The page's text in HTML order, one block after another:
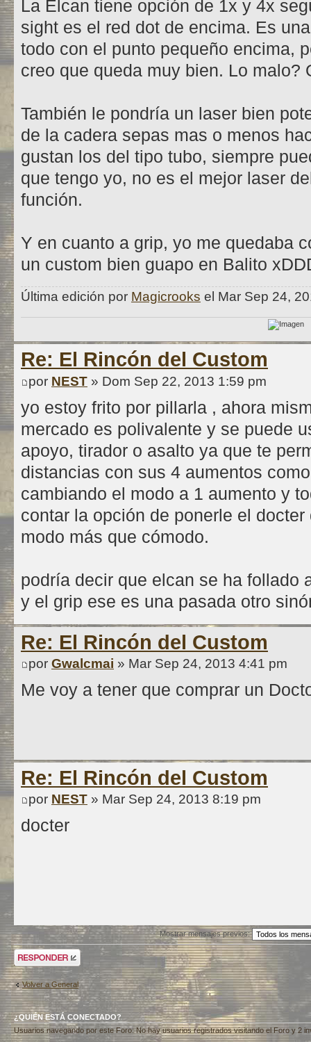
La Elcan tiene opción de 1x y 4x
sight es el red dot de encima. Es
todo con el punto pequeño encima,
creo que queda muy bien. Lo malo?
También le pondría un laser bien
de la cadera sepas mas o menos
gustan los del tipo tubo, siempre
que tengo yo, no es el mejor laser
función.
Y en cuanto a grip, yo me quedaba
un custom bien guapo en Balito
Última edición por Magicrooks el Mar Sep 24,
Re: El Rincón del Custom
por NEST » Dom Sep 22, 2013 1:59 pm
yo estoy frito por pillarla , ahora
mercado es polivalente y se puede
apoyo, tirador o asalto ya que te
distancias con sus 4 aumentos
cambiando el modo a 1 aumento y
contar la opción de ponerle el
modo más que cómodo.
podría decir que elcan se ha follado
y el grip ese es una pasada otro
Re: El Rincón del Custom
por Gwalcmai » Mar Sep 24, 2013 4:41 pm
Me voy a tener que comprar un
Re: El Rincón del Custom
por NEST » Mar Sep 24, 2013 8:19 pm
docter
Mostrar mensajes previos:
Publicar una
respuesta
Volver a General
¿QUIÉN ESTÁ CONECTADO?
Usuarios navegando por este Foro: No hay usuarios registrados visitando el Foro y 2